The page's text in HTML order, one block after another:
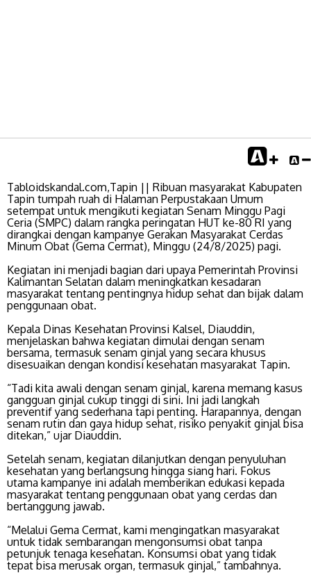
Tabloidskandal.com,Tapin || Ribuan masyarakat Kabupaten
Tapin tumpah ruah di Halaman Perpustakaan Umum
setempat untuk mengikuti kegiatan Senam Minggu Pagi
Ceria (SMPC) dalam rangka peringatan HUT ke-80 RI yang
dirangkai dengan kampanye Gerakan Masyarakat Cerdas
Minum Obat (Gema Cermat), Minggu (24/8/2025) pagi.
Kegiatan ini menjadi bagian dari upaya Pemerintah Provinsi
Kalimantan Selatan dalam meningkatkan kesadaran
masyarakat tentang pentingnya hidup sehat dan bijak dalam
penggunaan obat.
Kepala Dinas Kesehatan Provinsi Kalsel, Diauddin,
menjelaskan bahwa kegiatan dimulai dengan senam
bersama, termasuk senam ginjal yang secara khusus
disesuaikan dengan kondisi kesehatan masyarakat Tapin.
“Tadi kita awali dengan senam ginjal, karena memang kasus
gangguan ginjal cukup tinggi di sini. Ini jadi langkah
preventif yang sederhana tapi penting. Harapannya, dengan
senam rutin dan gaya hidup sehat, risiko penyakit ginjal bisa
ditekan,” ujar Diauddin.
Setelah senam, kegiatan dilanjutkan dengan penyuluhan
kesehatan yang berlangsung hingga siang hari. Fokus
utama kampanye ini adalah memberikan edukasi kepada
masyarakat tentang penggunaan obat yang cerdas dan
bertanggung jawab.
“Melalui Gema Cermat, kami mengingatkan masyarakat
untuk tidak sembarangan mengonsumsi obat tanpa
petunjuk tenaga kesehatan. Konsumsi obat yang tidak
tepat bisa merusak organ, termasuk ginjal,” tambahnya.